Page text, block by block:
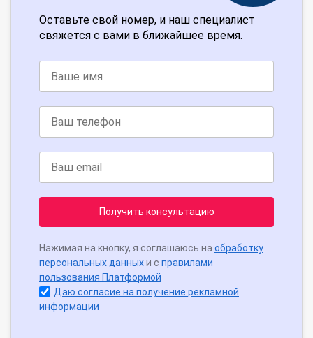
Оставьте свой номер, и наш специалист
свяжется с вами в ближайшее время.
Получить консультацию
Нажимая на кнопку, я соглашаюсь на обработку
персональных данныхи с правилами
пользования Платформой
Даю согласие на получение рекламной
информации